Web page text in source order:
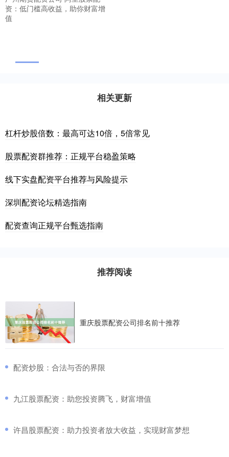
资：低门槛高收益，助你财富增
值
相关更新
杠杆炒股倍数：最高可达10倍，5倍常见
股票配资群推荐：正规平台稳盈策略
线下实盘配资平台推荐与风险提示
深圳配资论坛精选指南
配资查询正规平台甄选指南
推荐阅读
重庆股票配资公司排名前十推荐
​配资炒股：合法与否的界限
​九江股票配资：助您投资腾飞，财富增值
​许昌股票配资：助力投资者放大收益，实现财富梦想